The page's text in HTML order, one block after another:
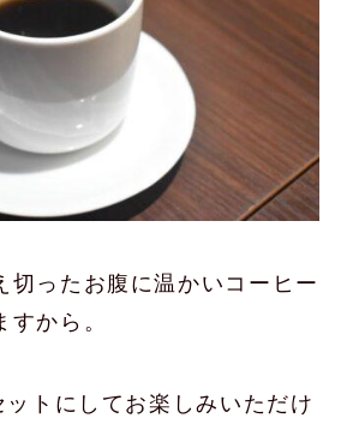
切ったお腹に温かいコーヒー
から。
トにしてお楽しみいただけ